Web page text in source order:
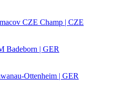
CZE Champ | CZE
Badeborn | GER
Ottenheim | GER